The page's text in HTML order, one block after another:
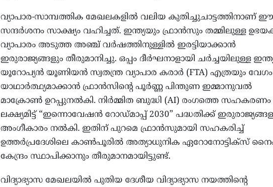
വ്യാപാര-സാമ്പത്തിക മേഖലകളിൽ വലിയ കുതിച്ചുചാട്ടത്തിനാണ് ഈ
സന്ദർശനം സാക്ഷ്യം വഹിച്ചത്. ഇന്ത്യയും ഫ്രാൻസും തമ്മിലുള്ള
വ്യാപാരം അടുത്ത അഞ്ച് വർഷത്തിനുള്ളിൽ ഇരട്ടിയാക്കാൻ
ഇരുരാജ്യങ്ങളും തീരുമാനിച്ചു. ഒപ്പം ദീർഘനാളായി ചർച്ചയിലുള്ള
യൂറോപ്യൻ യൂണിയൻ സ്വതന്ത്ര വ്യാപാര കരാർ (FTA) എത്രയും വേഗം
യാഥാർത്ഥ്യമാക്കാൻ ഫ്രാൻസിന്റെ പൂർണ്ണ പിന്തുണ ഇമ്മാനുവൽ
മാക്രോൺ ഉറപ്പുനൽകി. നിർമ്മിത ബുദ്ധി (AI) രംഗത്തെ സഹകരണം
ലക്ഷ്യമിട്ട് “ഇന്നൊവേഷൻ റോഡ്മാപ്പ് 2030” പദ്ധതിക്ക്
അംഗീകാരം നൽകി. ഇതിന് പുറമെ ഫ്രാൻസുമായി സഹകരിച്ച്
ഉത്തർപ്രദേശിലെ കാൺപൂരിൽ അത്യാധുനിക ഏറോനോട്ടിക്‌സ്
കേന്ദ്രം സ്ഥാപിക്കാനും തീരുമാനമായിട്ടുണ്ട്.
വിദ്യാഭ്യാസ മേഖലയിൽ പുതിയ ദേശീയ വിദ്യാഭ്യാസ നയത്തിന്റെ